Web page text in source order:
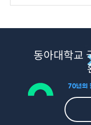
동아대학교
70년의